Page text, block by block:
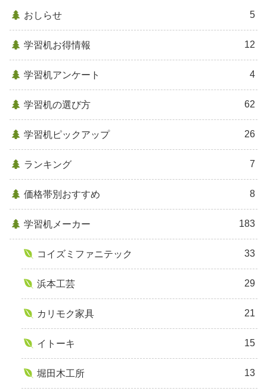
おしらせ 5
学習机お得情報 12
学習机アンケート 4
学習机の選び方 62
学習机ピックアップ 26
ランキング 7
価格帯別おすすめ 8
学習机メーカー 183
コイズミファニテック 33
浜本工芸 29
カリモク家具 21
イトーキ 15
堀田木工所 13